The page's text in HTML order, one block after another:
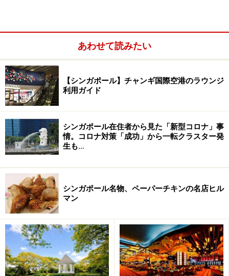
後が標準的価格。こちらも日本に比べるとかなりお安め
の設定です。どちらも、シティの中心エリアや日本語可
といったサロンは少し割高ですが、それでも日本の6～7
割ほどの価格なので、歩き疲れたらぜひ利用してみてく
ださいね。
※記事内容は執筆時点のものです。最新の内容をご確認くださ
い。
※海外を訪れる際には最新情報の入手に努め、「
ださい。
あわせて読みたい
【シンガポール】チャンギ国際空港のラウンジ
利用ガイド
シンガポール在住者から見た「新型コロナ」事
情。コロナ対策「成功」から一転クラスター発
生も…
シンガポール名物、ペーパーチキンの名店ヒル
マン